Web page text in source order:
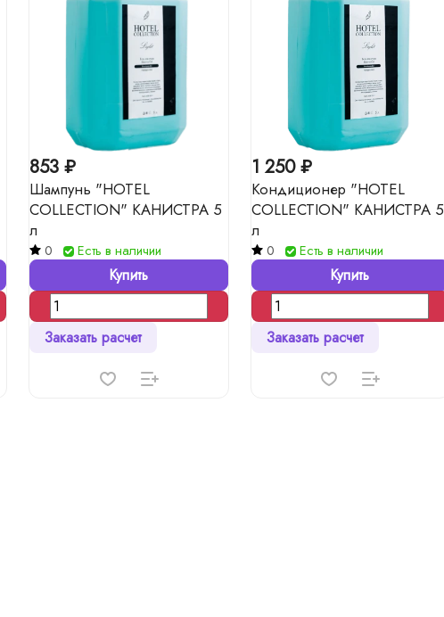
853 ₽
Шампунь "HOTEL
COLLECTION" КАНИСТРА 5
л
0 Есть в наличии
Купить
Заказать расчет
1 250 ₽
Кондиционер "HOTEL
COLLECTION" КАНИСТРА 5
л
0 Есть в наличии
Купить
Заказать расчет